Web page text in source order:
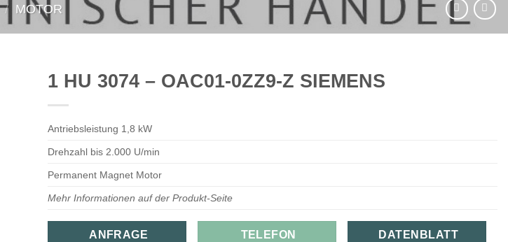
/ MOTOR
1 HU 3074 – OAC01-0ZZ9-Z SIEMENS
Antriebsleistung 1,8 kW
Drehzahl bis 2.000 U/min
Permanent Magnet Motor
Mehr Informationen auf der Produkt-Seite
ANFRAGE TELEFON DATENBLATT